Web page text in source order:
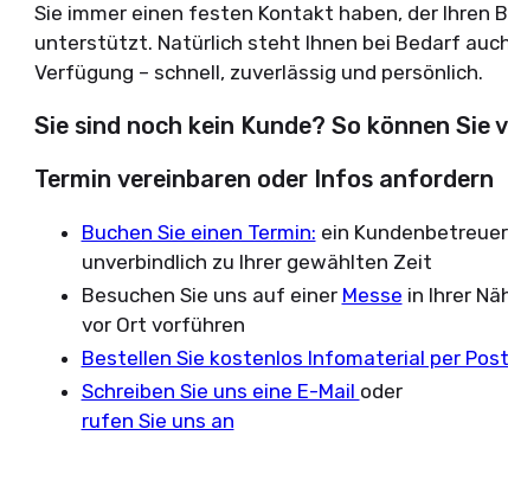
Sie immer einen festen Kontakt haben, der Ihren
unterstützt. Natürlich steht Ihnen bei Bedarf
Verfügung – schnell, zuverlässig und persönlich.
Sie sind noch kein Kunde? So können Sie
Termin vereinbaren oder Infos anfordern
Buchen Sie einen Termin: ein
unverbindlich zu Ihrer gewählten Zeit
Besuchen Sie uns auf einer Messe in Ihrer
vor Ort vorführen
Bestellen Sie kostenlos Infomaterial per Post
Schreiben Sie uns eine E-Mail oder
rufen Sie uns an